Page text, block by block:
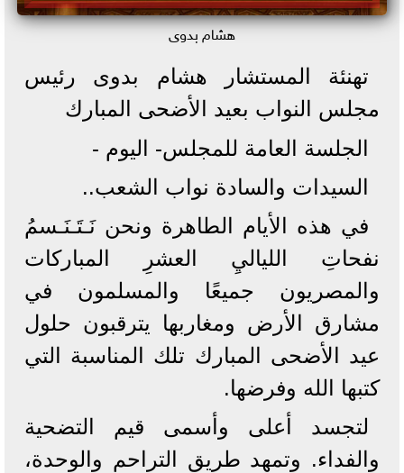
هشام بدوى
تهنئة المستشار هشام بدوى رئيس
مجلس النواب بعيد الأضحى المبارك
الجلسة العامة للمجلس- اليوم -
السيدات والسادة نواب الشعب..
في هذه الأيام الطاهرة ونحن نَـتَـنَـسمُ
نفحاتِ اللياليِ العشرِ المباركات
والمصريون جميعًا والمسلمون في
مشارق الأرض ومغاربها يترقبون حلول
عيد الأضحى المبارك تلك المناسبة التي
كتبها الله وفرضها.
لتجسد أعلى وأسمى قيم التضحية
والفداء. وتمهد طريق التراحم والوحدة،